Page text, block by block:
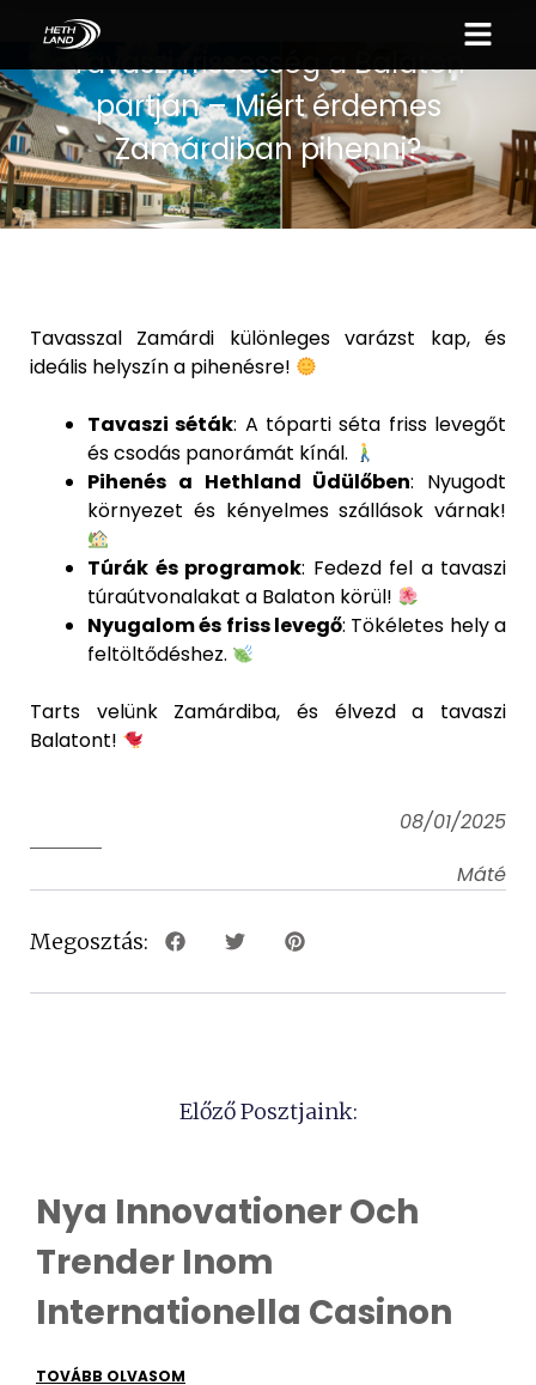
Tavaszi frissesség a Balaton
partján – Miért érdemes
Zamárdiban pihenni?
Tavasszal Zamárdi különleges varázst kap, és
ideális helyszín a pihenésre!
Tavaszi séták: A tóparti séta friss levegőt
és csodás panorámát kínál.
Pihenés a Hethland Üdülőben: Nyugodt
környezet és kényelmes szállások várnak!
Túrák és programok: Fedezd fel a tavaszi
túraútvonalakat a Balaton körül!
Nyugalom és friss levegő: Tökéletes hely a
feltöltődéshez.
Tarts velünk Zamárdiba, és élvezd a tavaszi
Balatont!
08/01/2025
Máté
Megosztás:
Előző Posztjaink:
Nya Innovationer Och
Trender Inom
Internationella Casinon
TOVÁBB OLVASOM